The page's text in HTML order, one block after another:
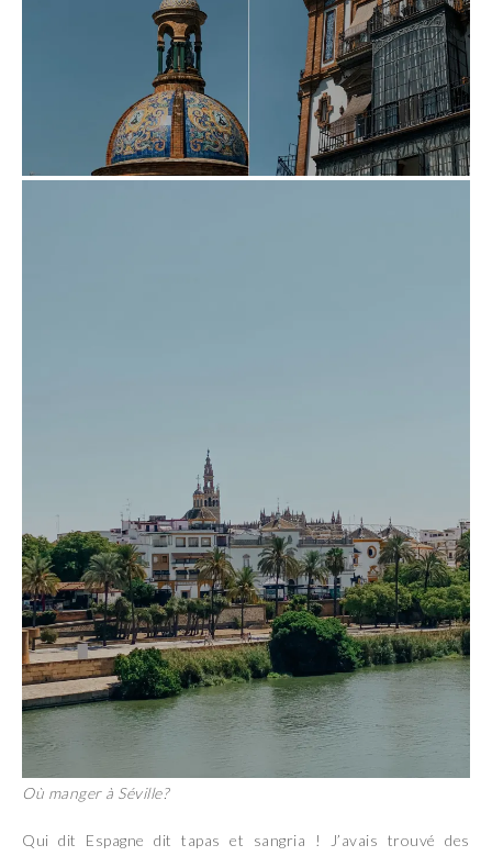
Où manger à Séville?
Qui dit Espagne dit tapas et sangria ! J’avais trouvé des